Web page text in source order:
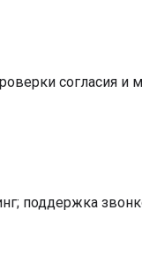
согласия
поддержка